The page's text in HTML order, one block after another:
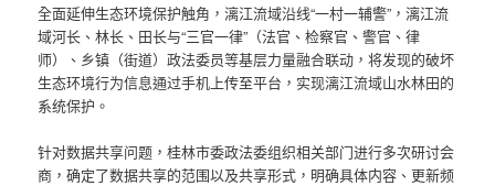
全面延伸生态环境保护触角，漓江流域沿线“一村一辅警”，漓江流
域河长、林长、田长与“三官一律”（法官、检察官、警官、律
师）、乡镇（街道）政法委员等基层力量融合联动，将发现的破坏
生态环境行为信息通过手机上传至平台，实现漓江流域山水林田的
系统保护。
针对数据共享问题，桂林市委政法委组织相关部门进行多次研讨会
商，确定了数据共享的范围以及共享形式，明确具体内容、更新频